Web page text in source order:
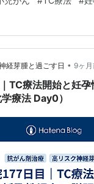
が残っているため、長
使わない可能性が高い
いるうちに、クラク
とき、Rに『からあげ
「ごめん、今無理。途
しか言えませんで…
経芽腫と過ごす日 • 9ヶ
TC療法開始と妊
学療法 Day0）